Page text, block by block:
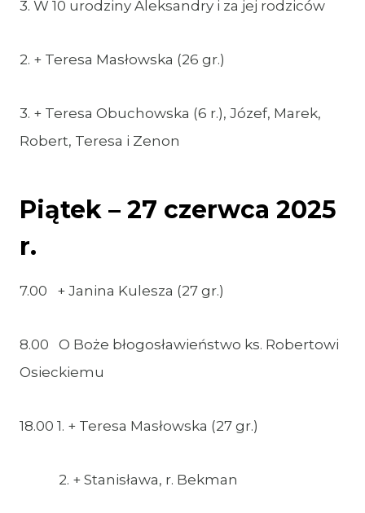
3. W 10 urodziny Aleksandry i za jej rodziców
2. + Teresa Masłowska (26 gr.)
3. + Teresa Obuchowska (6 r.), Józef, Marek,
Robert, Teresa i Zenon
Piątek – 27 czerwca 2025
r.
7.00 + Janina Kulesza (27 gr.)
8.00 O Boże błogosławieństwo ks. Robertowi
Osieckiemu
18.00 1. + Teresa Masłowska (27 gr.)
2. + Stanisława, r. Bekman